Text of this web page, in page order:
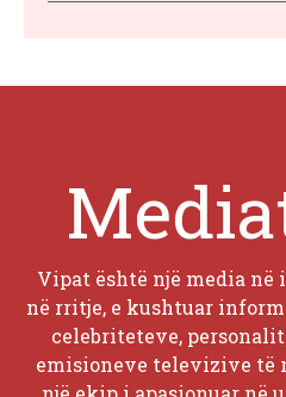
Vipat është një media
në rritje, e kushtuar
celebriteteve,
emisioneve televizive të